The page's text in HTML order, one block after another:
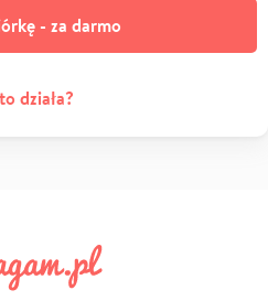
- za darmo
działa?